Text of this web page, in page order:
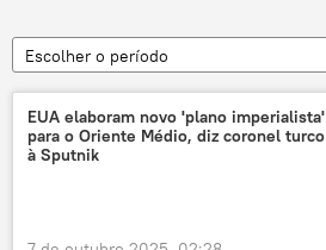
Escolher o período
EUA elaboram novo 'plano imperialista'
para o Oriente Médio, diz coronel turco
à Sputnik